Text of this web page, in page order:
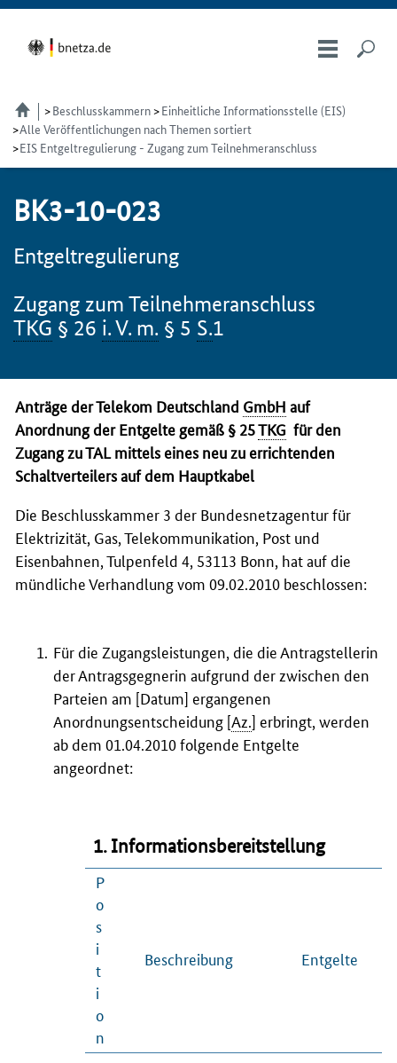
Beschlusskammern
Einheitliche Informationsstelle (EIS)
Alle Veröffentlichungen nach Themen sortiert
EIS Entgeltregulierung - Zugang zum Teilnehmeranschluss
BK3-10-023
Entgeltregulierung
Zugang zum Teilnehmeranschluss
TKG § 26 i. V. m. § 5 S.1
Anträge der Telekom Deutschland GmbH auf
Anordnung der Entgelte gemäß § 25TKG für den
Zugang zu TAL mittels eines neu zu errichtenden
Schaltverteilers auf dem Hauptkabel
Die Beschlusskammer 3 der Bundesnetzagentur für
Elektrizität, Gas, Telekommunikation, Post und
Eisenbahnen, Tulpenfeld 4, 53113 Bonn, hat auf die
mündliche Verhandlung vom 09.02.2010 beschlossen:
Für die Zugangsleistungen, die die Antragstellerin
der Antragsgegnerin aufgrund der zwischen den
Parteien am [Datum] ergangenen
Anordnungsentscheidung [Az. ] erbringt, werden
ab dem 01.04.2010 folgende Entgelte
angeordnet:
1. Informationsbereitstellung
P
o
s
i
t
i
o
n
Beschreibung Entgelte